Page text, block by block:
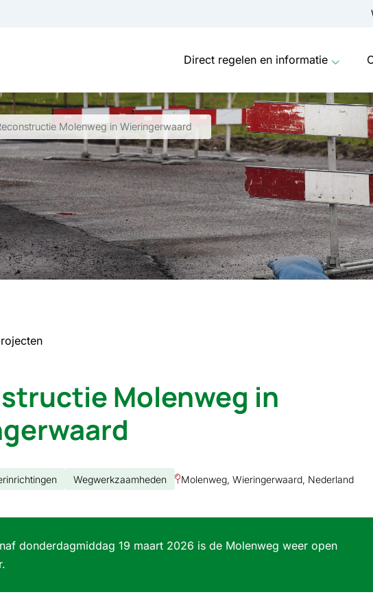
Direct regelen en informatie
Molenweg in Wieringerwaard
Molenweg in
Wegwerkzaamheden Molenweg, Wieringerwaard, Nederland
donderdagmiddag 19 maart 2026 is de Molenweg weer open